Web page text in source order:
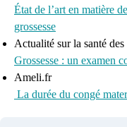
État de l’art en matière
grossesse
Actualité sur la santé des
Grossesse : un examen
Ameli.fr
La durée du congé